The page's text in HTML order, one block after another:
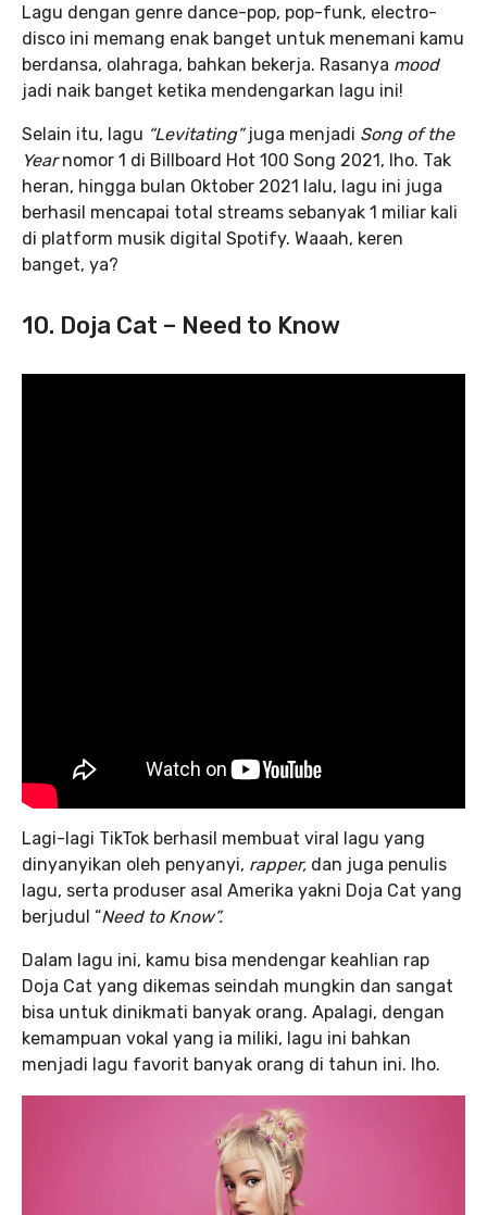
Lagu dengan genre dance-pop, pop-funk, electro-
disco ini memang enak banget untuk menemani kamu
berdansa, olahraga, bahkan bekerja. Rasanya mood
jadi naik banget ketika mendengarkan lagu ini!
Selain itu, lagu “Levitating”juga menjadi Song of the
Yearnomor 1 di Billboard Hot 100 Song 2021, lho. Tak
heran, hingga bulan Oktober 2021 lalu, lagu ini juga
berhasil mencapai total streams sebanyak 1 miliar kali
di platform musik digital Spotify. Waaah, keren
banget, ya?
10. Doja Cat – Need to Know
Lagi-lagi TikTok berhasil membuat viral lagu yang
dinyanyikan oleh penyanyi, rapper, dan juga penulis
lagu, serta produser asal Amerika yakni Doja Cat yang
berjudul “Need to Know”.
Dalam lagu ini, kamu bisa mendengar keahlian rap
Doja Cat yang dikemas seindah mungkin dan sangat
bisa untuk dinikmati banyak orang. Apalagi, dengan
kemampuan vokal yang ia miliki, lagu ini bahkan
menjadi lagu favorit banyak orang di tahun ini. lho.